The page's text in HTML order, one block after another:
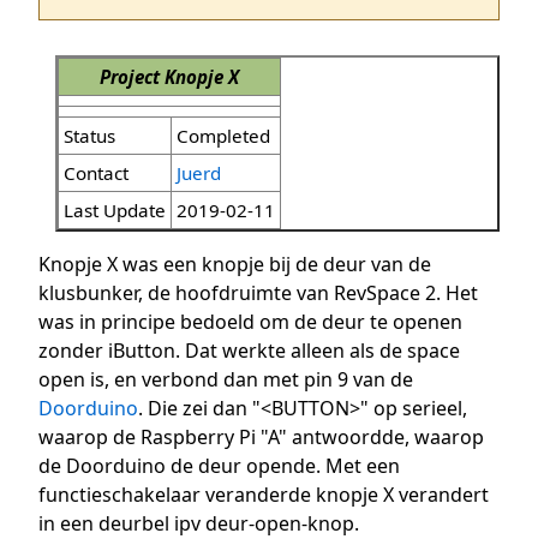
Project Knopje X
Status
Completed
Contact
Juerd
Last Update 2019-02-11
Knopje X was een knopje bij de deur van de
klusbunker, de hoofdruimte van RevSpace 2. Het
was in principe bedoeld om de deur te openen
zonder iButton. Dat werkte alleen als de space
open is, en verbond dan met pin 9 van de
Doorduino. Die zei dan "<BUTTON>" op serieel,
waarop de Raspberry Pi "A" antwoordde, waarop
de Doorduino de deur opende. Met een
functieschakelaar veranderde knopje X verandert
in een deurbel ipv deur-open-knop.